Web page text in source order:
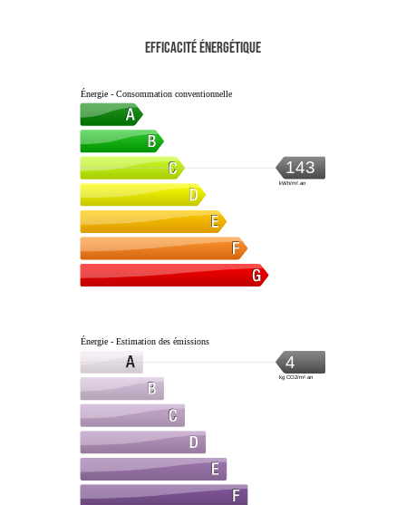
Efficacité énergétique
Énergie - Consommation conventionnelle
143
kWh/m².an
Énergie - Estimation des émissions
4
kg CO2/m².an